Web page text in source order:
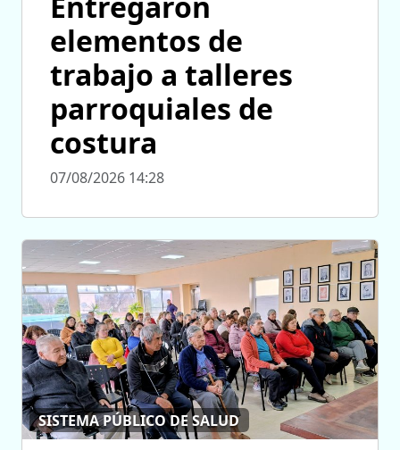
elementos de
trabajo a talleres
parroquiales de
costura
07/08/2026 14:28
SISTEMA PÚBLICO DE SALUD